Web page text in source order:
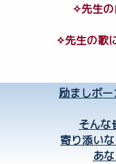
✧先生の
✧先生の歌
励ましボ
そんな
寄り添い
あ